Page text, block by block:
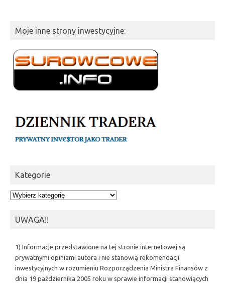
Moje inne strony inwestycyjne:
Kategorie
Kategorie
UWAGA!!
1) Informacje przedstawione na tej stronie internetowej są
prywatnymi opiniami autora i nie stanowią rekomendacji
inwestycyjnych w rozumieniu Rozporządzenia Ministra Finansów z
dnia 19 października 2005 roku w sprawie informacji stanowiących